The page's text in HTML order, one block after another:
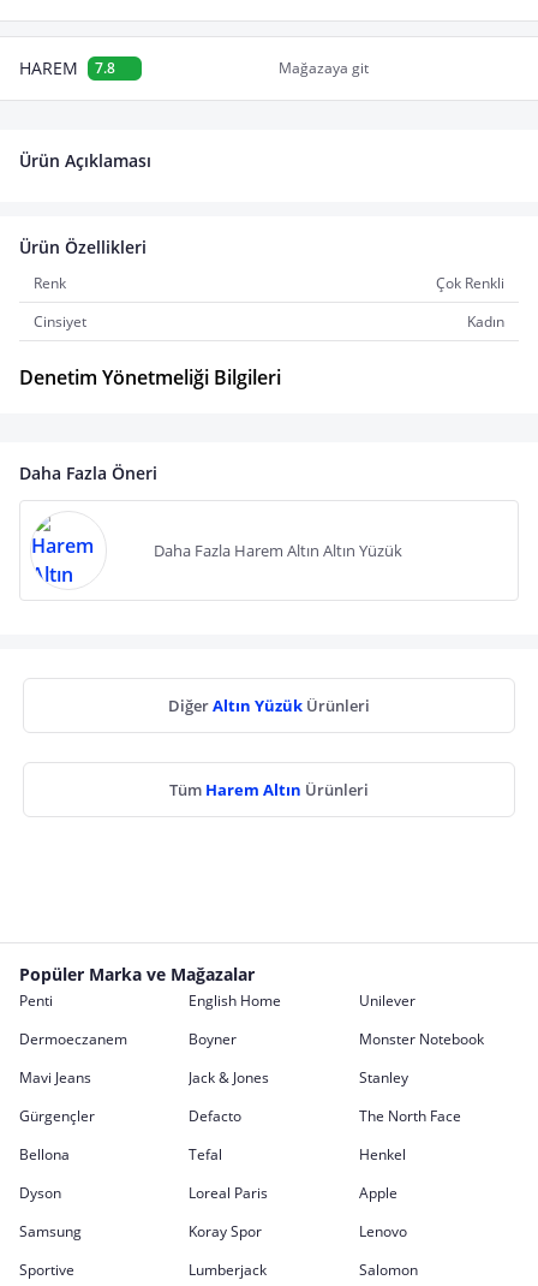
HAREM 7.8 Mağazaya git
Ürün Açıklaması
Ürün Özellikleri
Renk
Çok Renkli
Cinsiyet
Kadın
Denetim Yönetmeliği Bilgileri
Daha Fazla Öneri
Daha Fazla Harem Altın Altın Yüzük
DiğerAltın Yüzük Ürünleri
Tüm Harem Altın Ürünleri
Popüler Marka ve Mağazalar
Penti English Home
Unilever
Dermoeczanem
Boyner
Monster Notebook
Mavi Jeans
Jack & Jones
Stanley
Gürgençler
Defacto
The North Face
Bellona
Tefal
Henkel
Dyson
Loreal Paris
Apple
Samsung
Koray Spor
Lenovo
Sportive
Lumberjack Salomon